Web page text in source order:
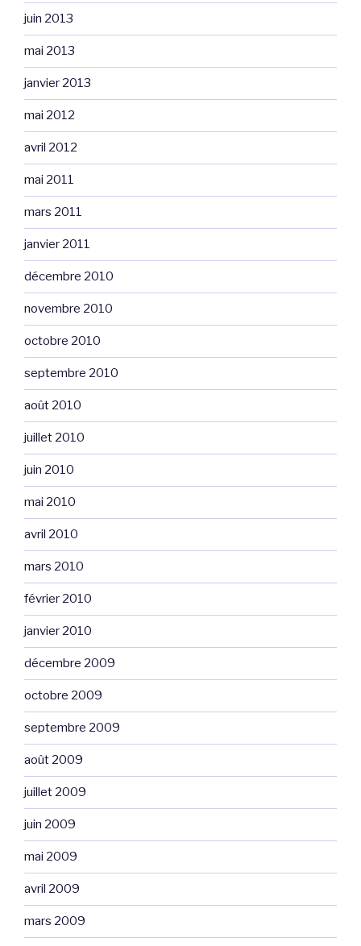
juin 2013
mai 2013
janvier 2013
mai 2012
avril 2012
mai 2011
mars 2011
janvier 2011
décembre 2010
novembre 2010
octobre 2010
septembre 2010
août 2010
juillet 2010
juin 2010
mai 2010
avril 2010
mars 2010
février 2010
janvier 2010
décembre 2009
octobre 2009
septembre 2009
août 2009
juillet 2009
juin 2009
mai 2009
avril 2009
mars 2009